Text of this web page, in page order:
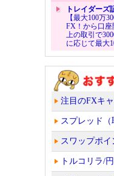
トレイダーズ
【最大100万
FX！から口
上の取引で
に応じて最大
注目のFXキ
スプレッド（
スワップポイ
トルコリラ/